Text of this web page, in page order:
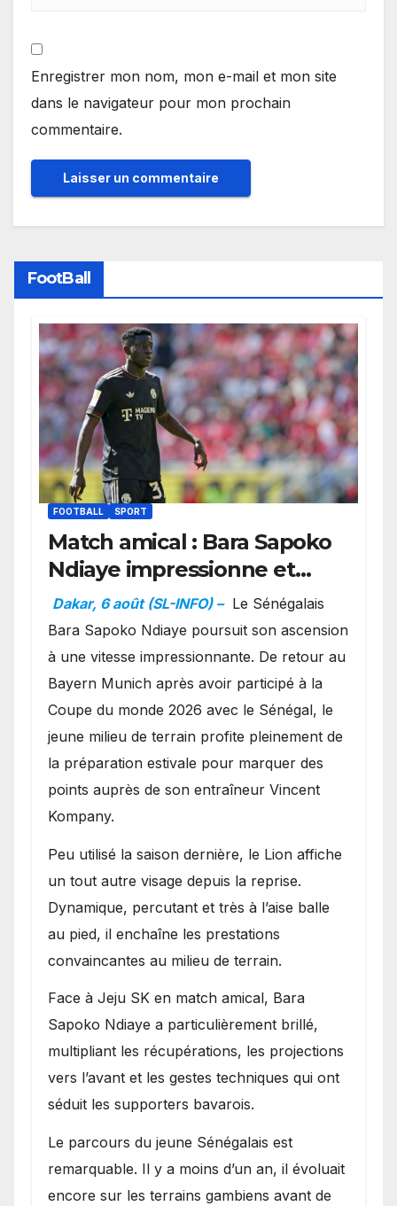
Enregistrer mon nom, mon e-mail et mon site
dans le navigateur pour mon prochain
commentaire.
FootBall
FOOTBALL SPORT
Match amical : Bara Sapoko
Ndiaye impressionne et
confirme son potentiel avec
le Bayern Munich
Dakar, 6 août (SL-INFO) – Le Sénégalais
Bara Sapoko Ndiaye poursuit son ascension
à une vitesse impressionnante. De retour au
Bayern Munich après avoir participé à la
Coupe du monde 2026 avec le Sénégal, le
jeune milieu de terrain profite pleinement de
la préparation estivale pour marquer des
points auprès de son entraîneur Vincent
Kompany.
Peu utilisé la saison dernière, le Lion affiche
un tout autre visage depuis la reprise.
Dynamique, percutant et très à l’aise balle
au pied, il enchaîne les prestations
convaincantes au milieu de terrain.
Face à Jeju SK en match amical, Bara
Sapoko Ndiaye a particulièrement brillé,
multipliant les récupérations, les projections
vers l’avant et les gestes techniques qui ont
séduit les supporters bavarois.
Le parcours du jeune Sénégalais est
remarquable. Il y a moins d’un an, il évoluait
encore sur les terrains gambiens avant de